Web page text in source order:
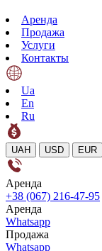
Аренда
Продажа
Услуги
Контакты
Ua
En
Ru
UAH USD EUR
Аренда
+38 (067) 216-47-95
Аренда
Whatsapp
Продажа
Whatsapp